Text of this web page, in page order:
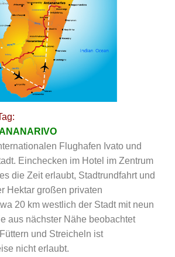
Flughafen Ivato und
Einchecken im Hotel im Zentrum
die Zeit erlaubt, Stadtrundfahrt und
Hektar großen privaten
20 km westlich der Stadt mit neun
aus nächster Nähe beobachtet
und Streicheln ist
nicht erlaubt.